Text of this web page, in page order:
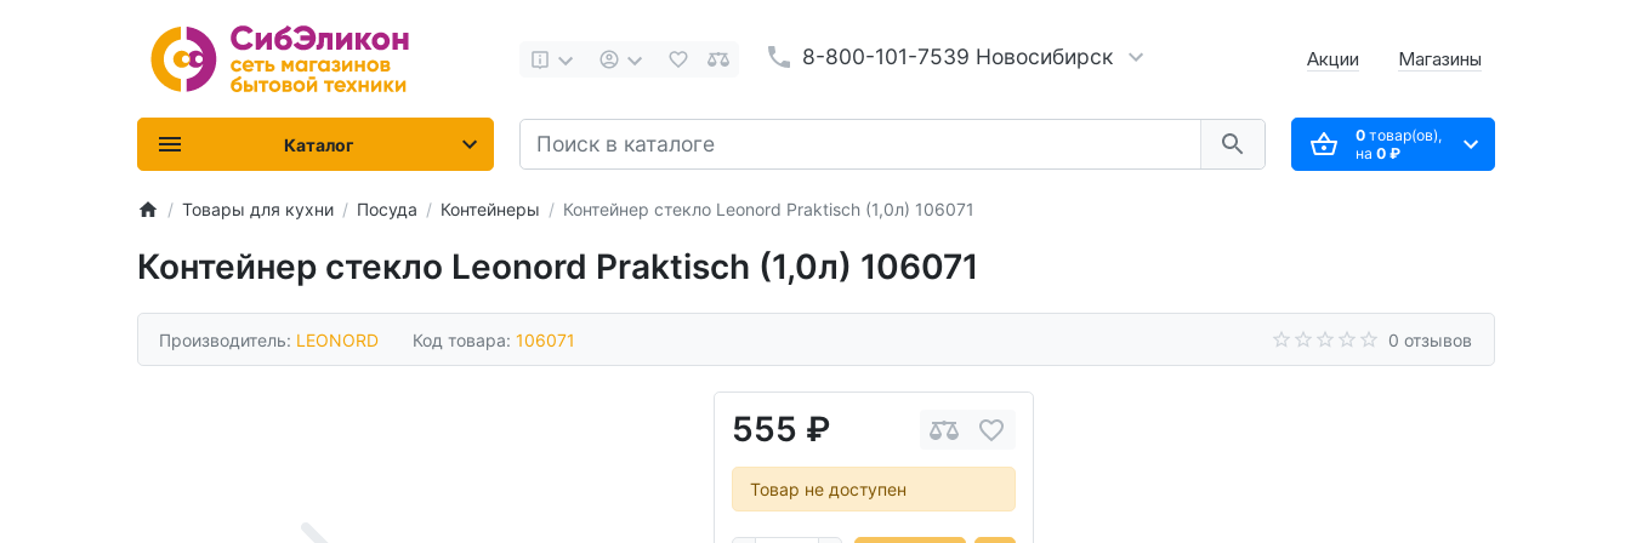
8-800-101-7539 Новосибирск Акции Магазины
0товар(ов),
на 0 ₽
Каталог
Товары для кухни Посуда Контейнеры Контейнер стекло Leonord Praktisch (1,0л) 106071
Контейнер стекло Leonord Praktisch (1,0л) 106071
Производитель: LEONORD Код товара: 106071 0 отзывов
555 ₽
Товар не доступен